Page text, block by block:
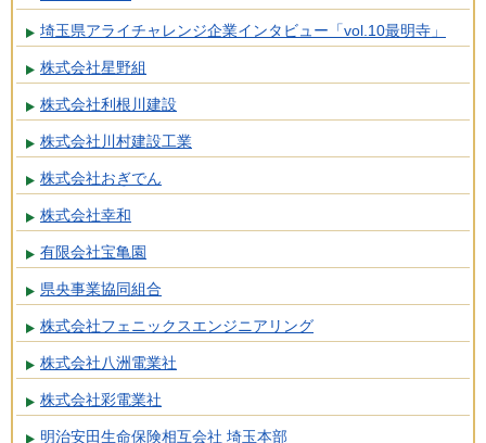
埼玉県アライチャレンジ企業インタビュー「vol.10最明寺」
株式会社星野組
株式会社利根川建設
株式会社川村建設工業
株式会社おぎでん
株式会社幸和
有限会社宝亀園
県央事業協同組合
株式会社フェニックスエンジニアリング
株式会社八洲電業社
株式会社彩電業社
明治安田生命保険相互会社 埼玉本部